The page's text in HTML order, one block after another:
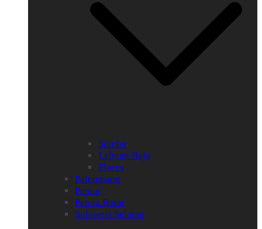
Sumba
Labuan Bajo
Flores
Palembang
Papua
Papua Barat
Sulawesi Selatan